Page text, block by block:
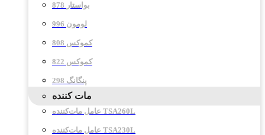
878 بواستار
996 لومون
808 کموکس
822 کموکس
298 پنگانگ
مات کننده
عامل مات‌کننده TSA260L
عامل مات‌کننده TSA230L